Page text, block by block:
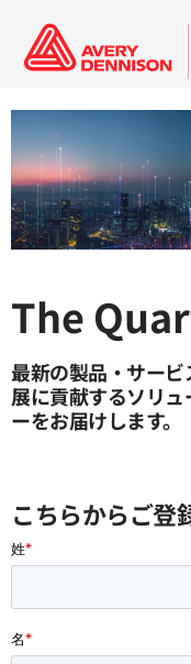
The
最新の製品・サー
展に貢献するソリ
ーをお届けします。
こちらからご登